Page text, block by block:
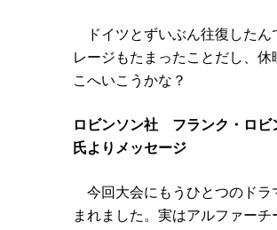
ドイツとずいぶん往復したん
レージもたまったことだし、休
こへいこうかな？
ロビンソン社 フランク・ロビ
氏よりメッセージ
今回大会にもうひとつのドラ
まれました。実はアルファーチ